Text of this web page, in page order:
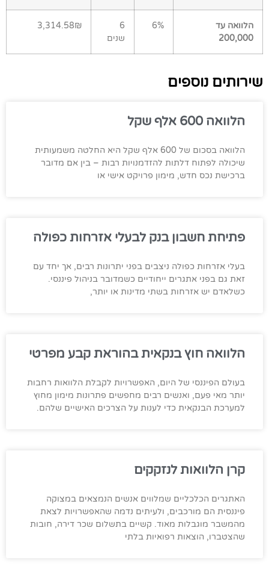
הלוואה עד
200,000
6%
6
שנים
3,314.58₪
שירותים נוספים
הלוואה 600 אלף שקל
הלוואה בסכום של 600 אלף שקל היא החלטה משמעותית
שיכולה לפתוח דלתות להזדמנויות רבות – בין אם מדובר
ברכישת נכס חדש, מימון פרויקט אישי או
פתיחת חשבון בנק לבעלי אזרחות כפולה
בעלי אזרחות כפולה ניצבים בפני יתרונות רבים, אך יחד עם
זאת גם בפני אתגרים ייחודיים כשמדובר בניהול פיננסי.
כשלאדם יש אזרחות בשתי מדינות או יותר,
הלוואה חוץ בנקאית בהוראת קבע מפרטי
בעולם הפיננסי של היום, האפשרויות לקבלת הלוואות רחבות
יותר מאי פעם, ואנשים רבים מחפשים פתרונות מימון מחוץ
למערכת הבנקאית כדי לענות על הצרכים האישיים שלהם.
קרן הלוואות לנזקקים
האתגרים הכלכליים שמלווים אנשים הנמצאים במצוקה
פיננסית הם מורכבים, ולעיתים נדמה שהאפשרויות לצאת
מהמשבר מוגבלות מאוד. קשיים בתשלום שכר דירה, חובות
שהצטברו, הוצאות רפואיות בלתי